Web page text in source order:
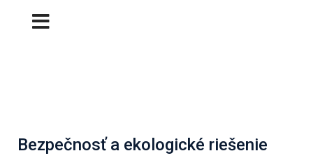
Bezpečnosť a ekologické riešenie